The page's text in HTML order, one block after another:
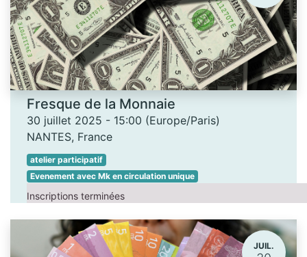
Fresque de la Monnaie
30 juillet 2025 - 15:00 (Europe/Paris)
NANTES, France
atelier participatif
Evenement avec Mk en circulation unique
Inscriptions terminées
JUIL.